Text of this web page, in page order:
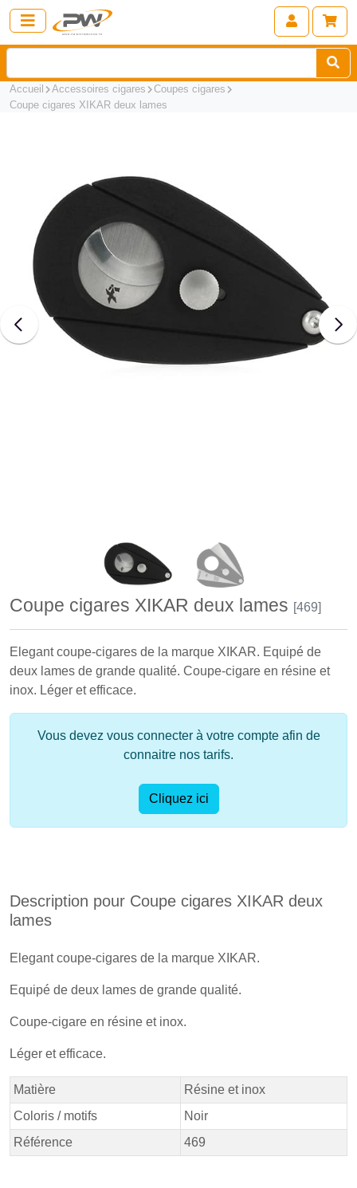
Accueil Accessoires cigares
Coupes cigares
Coupe cigares XIKAR deux lames
Coupe cigares XIKAR deux lames [469]
Elegant coupe-cigares de la marque XIKAR. Equipé de
deux lames de grande qualité. Coupe-cigare en résine et
inox. Léger et efficace.
Vous devez vous connecter à votre compte afin de
connaitre nos tarifs.
Cliquez ici
Description pour Coupe cigares XIKAR deux
lames
Elegant coupe-cigares de la marque XIKAR.
Equipé de deux lames de grande qualité.
Coupe-cigare en résine et inox.
Léger et efficace.
Matière
Résine et inox
Coloris / motifs
Noir
Référence
469